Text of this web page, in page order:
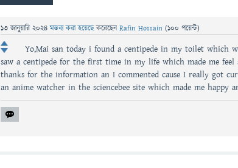
13 জানুয়ারি 2024 মন্তব্য করা হয়েছেকরেছেনRafin Hossain (100 পয়েন্ট)
Yo,Mai san today i found a centipede in my toilet which
saw a centipede for the first time in my life which made me feel
thanks for the information an I commented cause I really got
an anime watcher in the sciencebee site which made me happy